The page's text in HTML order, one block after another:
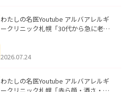
わたしの名医Youtube アルバアレルギ
ークリニック札幌「30代から急に老け
た。
2026.07.24
わたしの名医Youtube アルバアレルギ